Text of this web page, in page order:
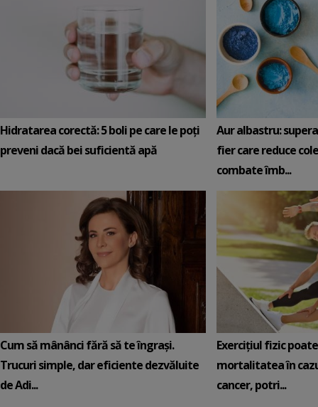
Hidratarea corectă: 5 boli pe care le poți
preveni dacă bei suficientă apă
Aur albastru:
fier care reduce
combate îmb...
Cum să mânânci fără să te îngrași.
Trucuri simple, dar eficiente dezvăluite
de Adi...
Exercițiul fizic
mortalitatea în
cancer, potri...